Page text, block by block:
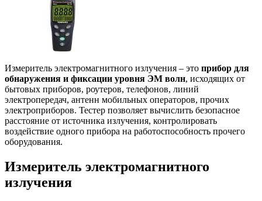
Измеритель электромагнитного излучения – это прибор для
обнаружения и фиксации уровня ЭМ волн, исходящих от
бытовых приборов, роутеров, телефонов, линий
электропередач, антенн мобильных операторов, прочих
электроприборов. Тестер позволяет вычислить безопасное
расстояние от источника излучения, контролировать
воздействие одного прибора на работоспособность прочего
оборудования.
Измеритель электромагнитного
излучения